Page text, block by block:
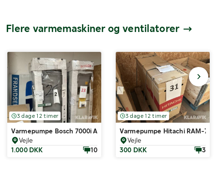
Flere varmemaskiner og ventilatorer
3 dage 12 timer
Varmepumpe Bosch 7000i AWM9
Vejle
1.000 DKK
10
3 dage 12 timer
Varmepumpe Hitachi RAM-
Vejle
300 DKK
3